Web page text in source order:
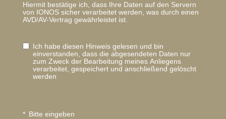
Hiermit bestätige ich, dass Ihre Daten auf den Servern
von IONOS sicher verarbeitet werden, was durch einen
AVD/AV-Vertrag gewährleistet ist.
Ich habe diesen Hinweis gelesen und bin
einverstanden, dass die abgesendeten Daten nur
zum Zweck der Bearbeitung meines Anliegens
verarbeitet, gespeichert und anschließend gelöscht
werden
Bitte eingeben